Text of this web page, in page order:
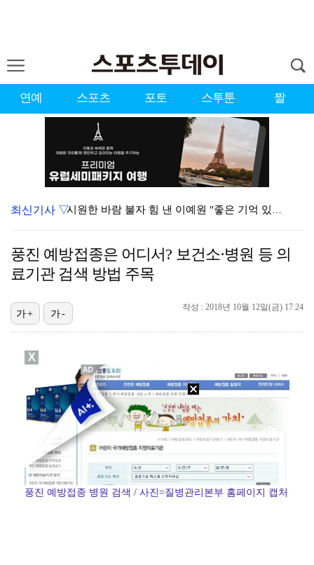
연예 스포츠 포토 스투툰 짤
시원한 바람 불자 힘 낸 이예원 "좋은 기억 있는 테디…
'전참시' 리센느 메이 "희망 보이지 않아 팀 탈퇴 고…
"친한 척 좀 해"…나영석·배정남, 불화설 재차 해명(…
[ST포토] 장은수, 3라운드 기대하세요
[ST포토] 유현조, 페어웨이 끝까지 가자
[ST포토] 서교림, 아쉬운 표정
최신기사 ▽
풍진 예방접종은 어디서? 보건소·병원 등 의
료기관 검색 방법 주목
작성 : 2018년 10월 12일(금) 17:24
가+ 가-
풍진 예방접종 병원 검색 / 사진=질병관리본부 홈페이지 캡처
X